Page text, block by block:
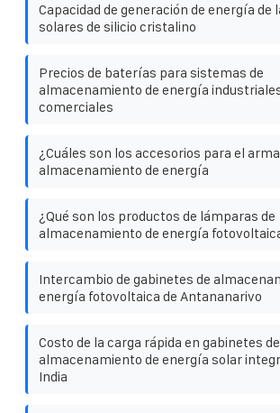
Capacidad de generación de energía de
solares de silicio cristalino
Precios de baterías para sistemas de
almacenamiento de energía
comerciales
¿Cuáles son los accesorios para el
almacenamiento de energía
¿Qué son los productos de lámparas de
almacenamiento de energía
Intercambio de gabinetes de
energía fotovoltaica de Antananarivo
Costo de la carga rápida en gabinetes de
almacenamiento de energía solar
India